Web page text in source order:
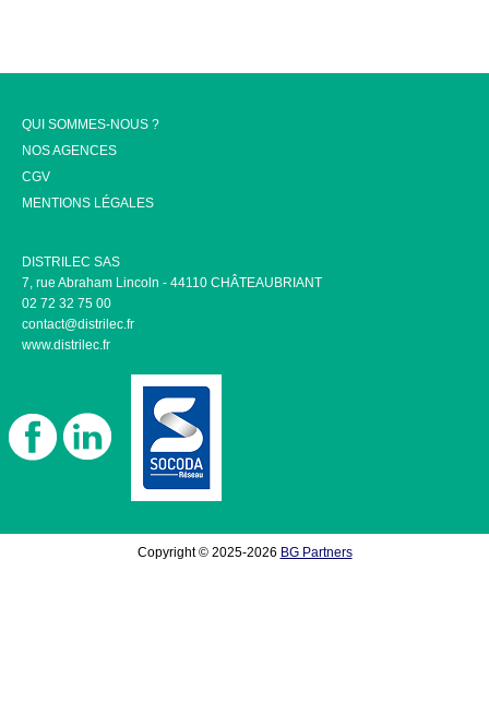
QUI SOMMES-NOUS ?
NOS AGENCES
CGV
MENTIONS LÉGALES
DISTRILEC SAS
7, rue Abraham Lincoln - 44110 CHÂTEAUBRIANT
02 72 32 75 00
contact@distrilec.fr
www.distrilec.fr
Copyright © 2025-2026 BG Partners